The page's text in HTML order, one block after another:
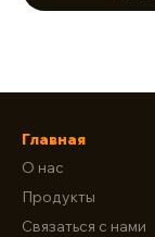
Главная
О нас
Продукты
Связаться с нами